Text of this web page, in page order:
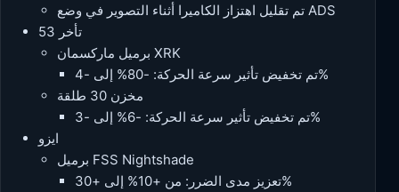
تم تقليل اهتزاز الكاميرا أثناء التصوير في وضع ADS
تأخر 53
برميل ماركسمان XRK
تم تخفيض تأثير سرعة الحركة: -80% إلى -4%
مخزن 30 طلقة
تم تخفيض تأثير سرعة الحركة: -6% إلى -3%
ايزو
برميل FSS Nightshade
تعزيز مدى الضرر: من +10% إلى +30%